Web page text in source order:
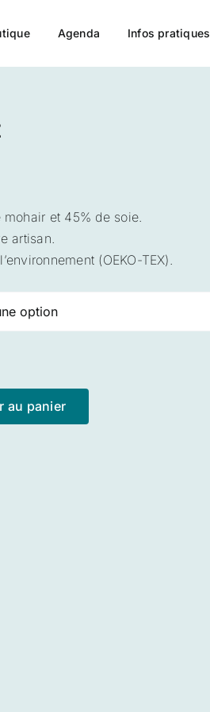
Agenda Infos pratiques
et 45% de soie.
artisan.
(OEKO-TEX).
au panier